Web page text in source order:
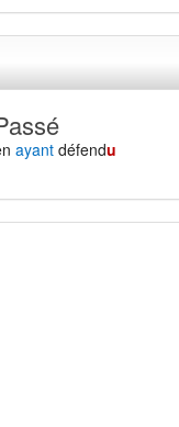
ayant défendu